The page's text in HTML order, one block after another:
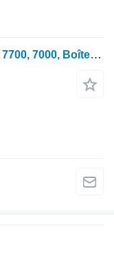
Boîte de transfert John Deere Série 7700, 7000, Boîte de dépôt avant Re47381, R101281, Re47384, Re473 pour tracteur à roues John Deere 7600, 7700, 7800, 7200, 7400, 6800, 6900, 7500